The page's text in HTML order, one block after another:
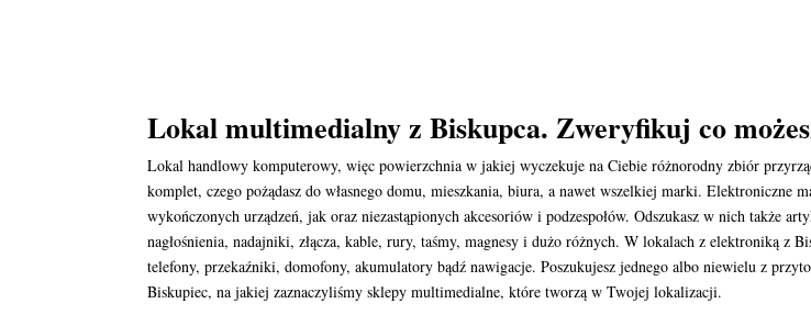
Lokal multimedialny z Biskupca. Zweryfikuj co
Lokal handlowy komputerowy, więc powierzchnia w jakiej wyczekuje na Ciebie różnorodny zbiór
komplet, czego pożądasz do własnego domu, mieszkania, biura, a nawet wszelkiej marki. Elektroniczne
wykończonych urządzeń, jak oraz niezastąpionych akcesoriów i podzespołów. Odszukasz w nich także
nagłośnienia, nadajniki, złącza, kable, rury, taśmy, magnesy i dużo różnych. W lokalach z elektroniką
telefony, przekaźniki, domofony, akumulatory bądź nawigacje. Poszukujesz jednego albo niewielu z
Biskupiec, na jakiej zaznaczyliśmy sklepy multimedialne, które tworzą w Twojej lokalizacji.